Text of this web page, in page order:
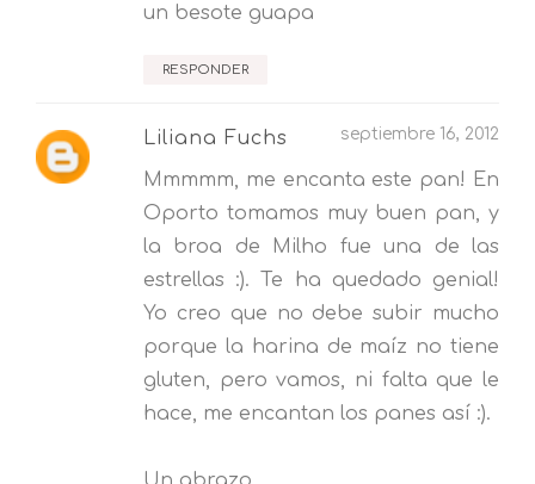
un besote guapa
RESPONDER
Liliana Fuchs septiembre 16, 2012
Mmmmm, me encanta este pan! En
Oporto tomamos muy buen pan, y
la broa de Milho fue una de las
estrellas :). Te ha quedado genial!
Yo creo que no debe subir mucho
porque la harina de maíz no tiene
gluten, pero vamos, ni falta que le
hace, me encantan los panes así :).